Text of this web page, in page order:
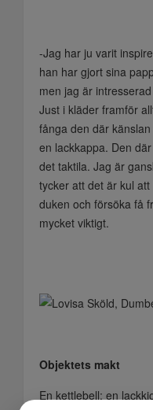
-Jag har ju varit
han har gjort sina
men jag är
Just i kläder framför
fånga den där
en lackkappa. Den
det taktila. Jag är
tycker att det är kul
duken och försöka få
mycket viktigt.
Objektets makt
En kettlebell; en